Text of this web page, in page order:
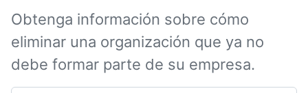
Obtenga información sobre cómo
eliminar una organización que ya no
debe formar parte de su empresa.